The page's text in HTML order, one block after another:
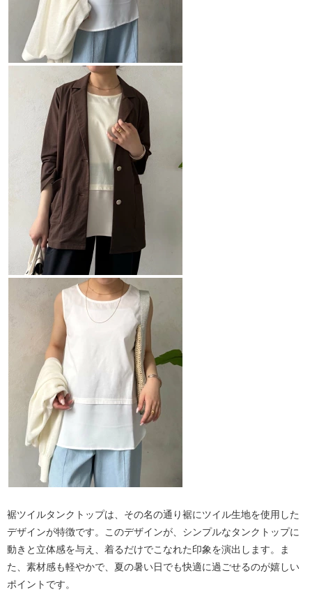
裾ツイルタンクトップは、その名の通り裾にツイル生地を使用した
デザインが特徴です。このデザインが、シンプルなタンクトップに
動きと立体感を与え、着るだけでこなれた印象を演出します。ま
た、素材感も軽やかで、夏の暑い日でも快適に過ごせるのが嬉しい
ポイントです。